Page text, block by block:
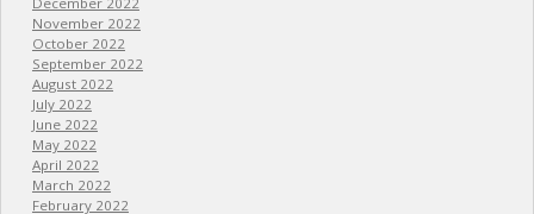
November 2022
October 2022
September 2022
August 2022
July 2022
June 2022
May 2022
April 2022
March 2022
February 2022